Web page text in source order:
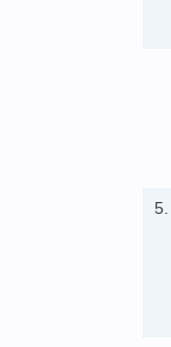
5.